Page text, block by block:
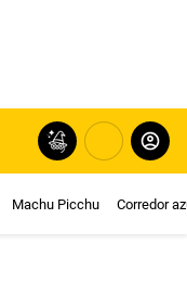
Machu Picchu Corredor